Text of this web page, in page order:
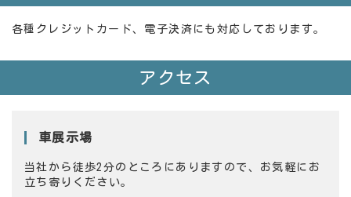
各種クレジットカード、電子決済にも対応しております。
アクセス
車展示場
当社から徒歩2分のところにありますので、お気軽にお
立ち寄りください。